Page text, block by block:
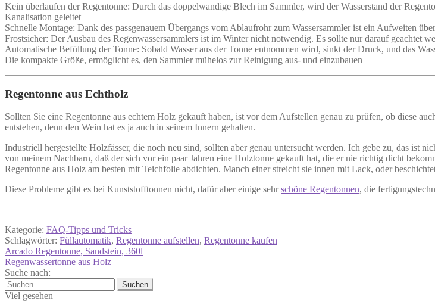
Kein überlaufen der Regentonne: Durch das doppelwandige Blech im Sammler, wird der Wasserstand der
Kanalisation geleitet
Schnelle Montage: Dank des passgenauem Übergangs vom Ablaufrohr zum Wassersammler ist ein Aufweiten
Frostsicher: Der Ausbau des Regenwassersammlers ist im Winter nicht notwendig. Es sollte nur darauf geachtet
Automatische Befüllung der Tonne: Sobald Wasser aus der Tonne entnommen wird, sinkt der Druck, und das
Die kompakte Größe, ermöglicht es, den Sammler mühelos zur Reinigung aus- und einzubauen
Regentonne aus Echtholz
Sollten Sie eine Regentonne aus echtem Holz gekauft haben, ist vor dem Aufstellen genau zu prüfen, ob diese
entstehen, denn den Wein hat es ja auch in seinem Innern gehalten.
Industriell hergestellte Holzfässer, die noch neu sind, sollten aber genau untersucht werden. Ich gebe zu, das ist
von meinem Nachbarn, daß der sich vor ein paar Jahren eine Holztonne gekauft hat, die er nie richtig dicht
Regentonne aus Holz am besten mit Teichfolie abdichten. Manch einer streicht sie innen mit Lack, oder
Diese Probleme gibt es bei Kunststofftonnen nicht, dafür aber einige sehrschöne Regentonnen, die
Kategorie: FAQ-Tipps und Tricks
Schlagwörter: Füllautomatik, Regentonne aufstellen, Regentonne kaufen
Beitragsnavigation
Vorheriger
Beitrag:
Arcado Regentonne, Sandstein, 360l
Nächster
Beitrag:
Regenwassertonne aus Holz
Suche nach:
Suchen
nach:
Viel gesehen